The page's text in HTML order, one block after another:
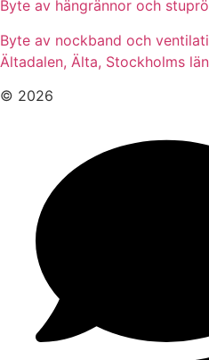
Byte av hängrännor och
Byte av nockband och
Ältadalen, Älta, Stockholms län
© 2026